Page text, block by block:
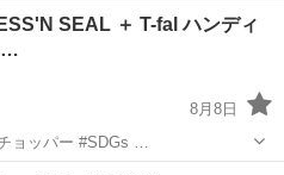
SEAL ＋ T-fal ハンディ
…
8月8日
ョッパー #SDGs …